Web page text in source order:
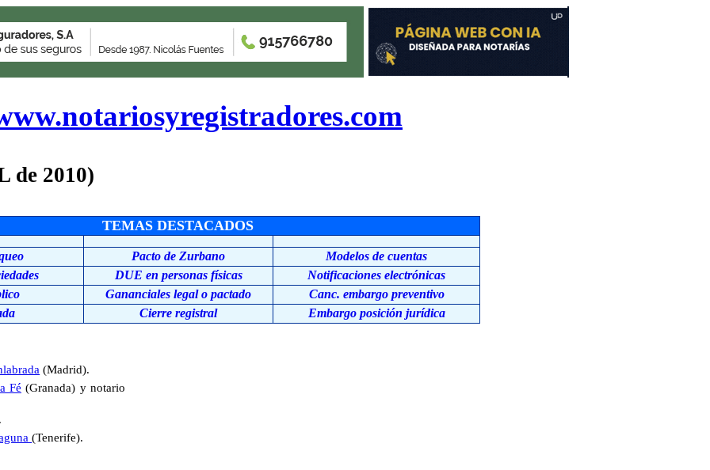
de 2010)
TEMAS DESTACADOS
Pacto de Zurbano
Modelos de cuentas
DUE en personas físicas
Notificaciones electrónicas
Gananciales legal o pactado
Canc. embargo preventivo
Cierre registral Embargo posición jurídica
(Madrid).
Fé (Granada) y notario
(Tenerife).